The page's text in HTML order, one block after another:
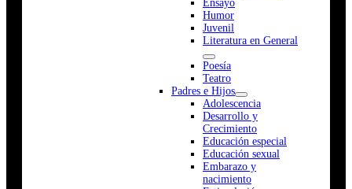
Ensayo
Humor
Juvenil
Literatura en General
Poesía
Teatro
Padres e Hijos
Adolescencia
Desarrollo y
Crecimiento
Educación especial
Educación sexual
Embarazo y
nacimiento